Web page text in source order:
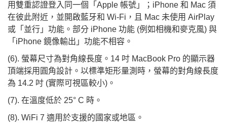
用雙重認證登入同一個「Apple 帳號」；iPhone 和 Mac 須
在彼此附近，並開啟藍牙和 Wi-Fi，且 Mac 未使用 AirPlay
或「並行」功能。部分 iPhone 功能 (例如相機和麥克風) 與
「iPhone 鏡像輸出」功能不相容。
(6). 螢幕尺寸為對角線長度。14 吋 MacBook Pro 的顯示器
頂端採用圓角設計。以標準矩形量測時，螢幕的對角線長度
為 14.2 吋 (實際可視區較小)。
(7). 在溫度低於 25° C 時。
(8). WiFi 7 適用於支援的國家或地區。